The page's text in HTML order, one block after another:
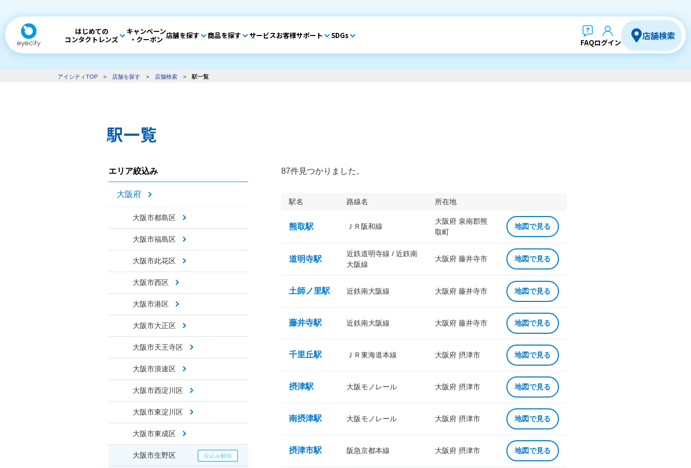
はじめての
コンタクトレンズ
キャンペーン
・クーポン 店舗を探す 商品を探す サービスお客様サポート SDGs
FAQログイン
店舗検索
アイシティTOP > 店舗を探す > 店舗検索 > 駅一覧
駅一覧
エリア絞込み
大阪府
大阪市都島区
大阪市福島区
大阪市此花区
大阪市西区
大阪市港区
大阪市大正区
大阪市天王寺区
大阪市浪速区
大阪市西淀川区
大阪市東淀川区
大阪市東成区
大阪市生野区
87件見つかりました。
駅名 路線名 所在地
熊取駅 ＪＲ阪和線
大阪府 泉南郡熊
取町
地図で見る
道明寺駅
近鉄道明寺線 / 近鉄南
大阪線
大阪府 藤井寺市 地図で見る
土師ノ里駅 近鉄南大阪線 大阪府 藤井寺市 地図で見る
藤井寺駅 近鉄南大阪線 大阪府 藤井寺市 地図で見る
千里丘駅 ＪＲ東海道本線 大阪府 摂津市 地図で見る
摂津駅 大阪モノレール 大阪府 摂津市 地図で見る
南摂津駅 大阪モノレール 大阪府 摂津市 地図で見る
摂津市駅 阪急京都本線 大阪府 摂津市 地図で見る